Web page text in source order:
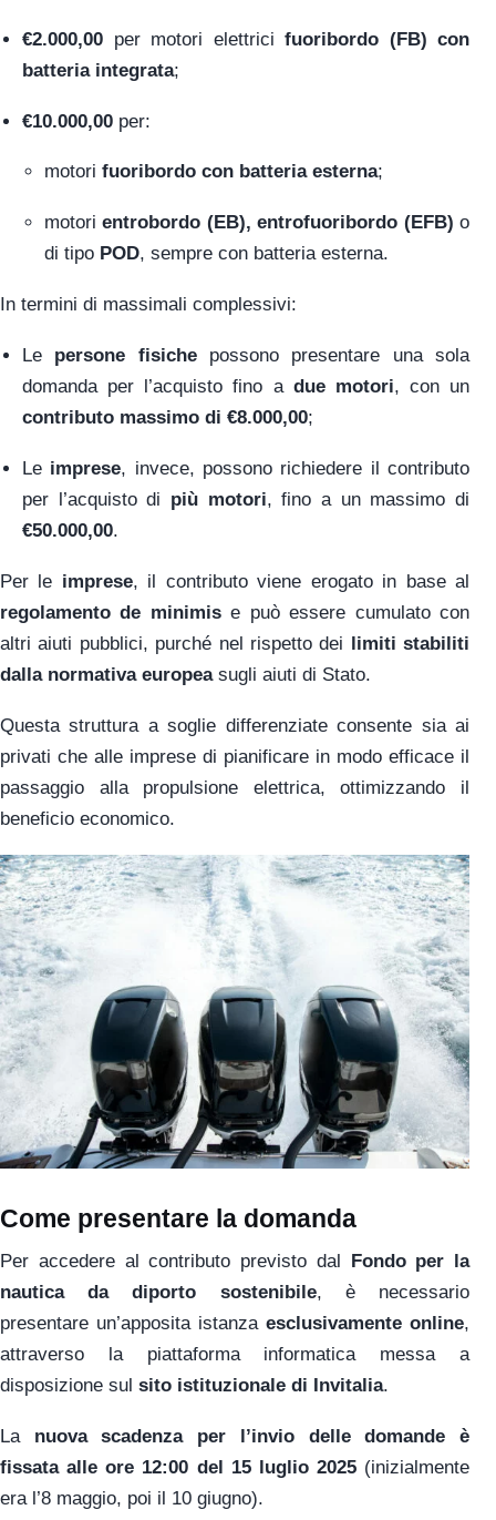
€2.000,00 per motori elettrici fuoribordo (FB) con
batteria integrata;
€10.000,00 per:
motori fuoribordo con batteria esterna;
motorientrobordo (EB), entrofuoribordo (EFB) o
di tipo POD, sempre con batteria esterna.
In termini di massimali complessivi:
Le persone fisichepossono presentare una sola
domanda per l’acquisto fino a due motori, con un
contributo massimo di €8.000,00;
Le imprese, invece, possono richiedere il contributo
per l’acquisto di più motori, fino a un massimo di
€50.000,00.
Per le imprese, il contributo viene erogato in base al
regolamento de minimise può essere cumulato con
altri aiuti pubblici, purché nel rispetto dei limiti stabiliti
dalla normativa europeasugli aiuti di Stato.
Questa struttura a soglie differenziate consente sia ai
privati che alle imprese di pianificare in modo efficace il
passaggio alla propulsione elettrica, ottimizzando il
beneficio economico.
Come presentare la domanda
Per accedere al contributo previsto dal Fondo per la
nautica da diporto sostenibile, è necessario
presentare un’apposita istanza esclusivamente online,
attraverso la piattaforma informatica messa a
disposizione sul sito istituzionale di Invitalia.
La nuova scadenza per l’invio delle domande è
fissata alle ore 12:00 del 15 luglio 2025(inizialmente
era l’8 maggio, poi il 10 giugno).